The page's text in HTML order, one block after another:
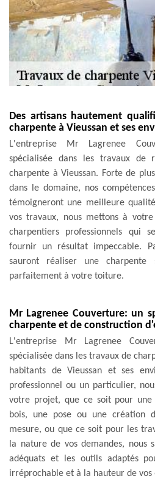
Des artisans hautement
charpente à Vieussan et ses
L'entreprise Mr Lagrenee
spécialisée dans les travaux de
charpente à Vieussan. Forte de
dans le domaine, nos
témoigneront une meilleure
vos travaux, nous mettons à
charpentiers professionnels qui
fournir un résultat impeccable.
sauront réaliser une charpente
parfaitement à votre toiture.
Mr Lagrenee Couverture: un
charpente et de construction
L'entreprise Mr Lagrenee
spécialisée dans les travaux de
habitants de Vieussan et ses
professionnel ou un particulier,
votre projet, que ce soit pour une
bois, une pose ou une création
mesure, ou que ce soit pour les
la nature de vos demandes, nous
adéquats et les outils adaptés
irréprochable et à la hauteur de vos